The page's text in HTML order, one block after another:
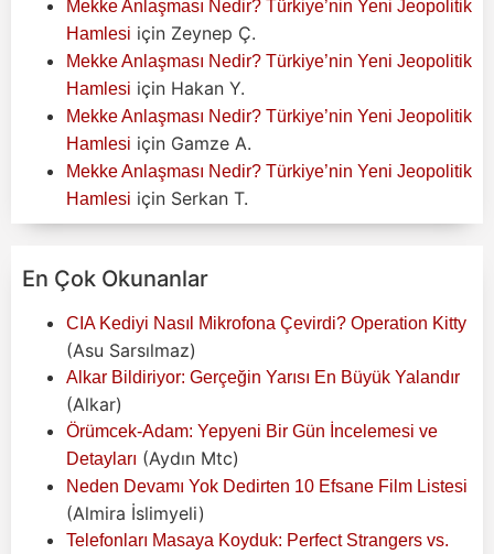
Mekke Anlaşması Nedir? Türkiye’nin Yeni Jeopolitik
Hamlesi için Zeynep Ç.
Mekke Anlaşması Nedir? Türkiye’nin Yeni Jeopolitik
Hamlesi için Hakan Y.
Mekke Anlaşması Nedir? Türkiye’nin Yeni Jeopolitik
Hamlesi için Gamze A.
Mekke Anlaşması Nedir? Türkiye’nin Yeni Jeopolitik
Hamlesi için Serkan T.
En Çok Okunanlar
CIA Kediyi Nasıl Mikrofona Çevirdi? Operation Kitty
(Asu Sarsılmaz)
Alkar Bildiriyor: Gerçeğin Yarısı En Büyük Yalandır
(Alkar)
Örümcek-Adam: Yepyeni Bir Gün İncelemesi ve
Detayları (Aydın Mtc)
Neden Devamı Yok Dedirten 10 Efsane Film Listesi
(Almira İslimyeli)
Telefonları Masaya Koyduk: Perfect Strangers vs.